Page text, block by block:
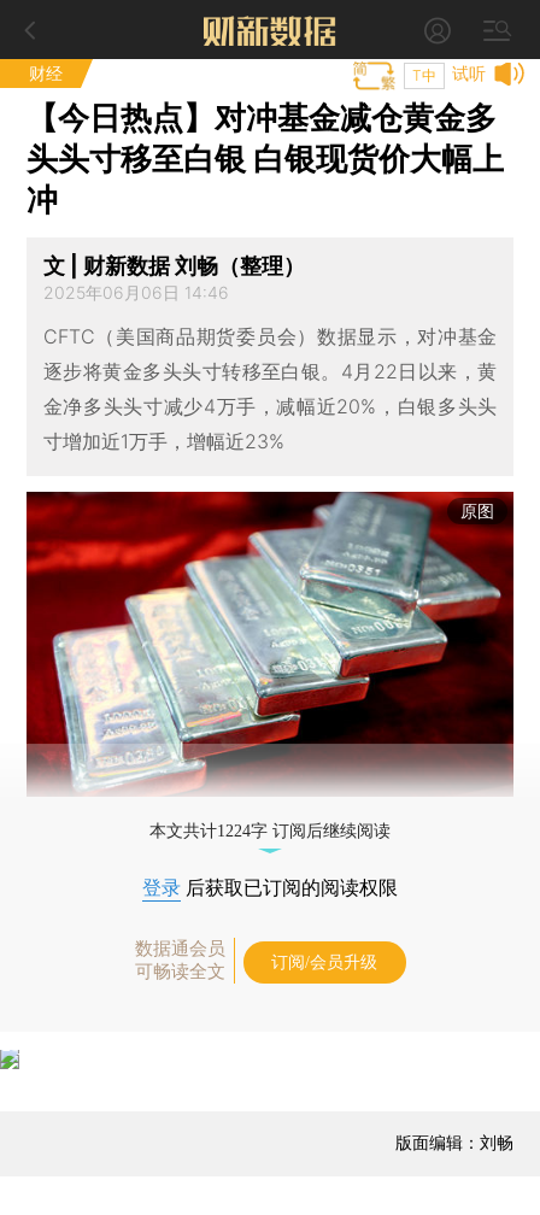
财经 试听
T中
【今日热点】对冲基金减仓黄金多
头头寸移至白银 白银现货价大幅上
冲
文 | 财新数据 刘畅（整理）
2025年06月06日 14:46
CFTC（美国商品期货委员会）数据显示，对冲基金
逐步将黄金多头头寸转移至白银。4月22日以来，黄
金净多头头寸减少4万手，减幅近20%，白银多头头
寸增加近1万手，增幅近23%
原图
本文共计1224字 订阅后继续阅读
登录 后获取已订阅的阅读权限
数据通会员
可畅读全文
订阅/会员升级
版面编辑：刘畅